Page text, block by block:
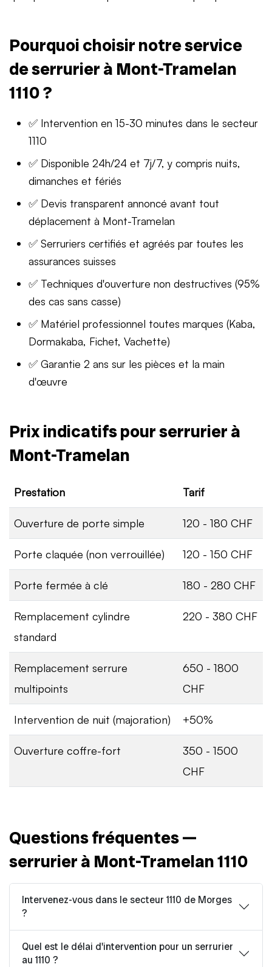
Pourquoi choisir notre service
de serrurier à Mont-Tramelan
1110 ?
✅ Intervention en 15-30 minutes dans le secteur
1110
✅ Disponible 24h/24 et 7j/7, y compris nuits,
dimanches et fériés
✅ Devis transparent annoncé avant tout
déplacement à Mont-Tramelan
✅ Serruriers certifiés et agréés par toutes les
assurances suisses
✅ Techniques d'ouverture non destructives (95%
des cas sans casse)
✅ Matériel professionnel toutes marques (Kaba,
Dormakaba, Fichet, Vachette)
✅ Garantie 2 ans sur les pièces et la main
d'œuvre
Prix indicatifs pour serrurier à
Mont-Tramelan
Prestation Tarif
Ouverture de porte simple 120 - 180 CHF
Porte claquée (non verrouillée) 120 - 150 CHF
Porte fermée à clé 180 - 280 CHF
Remplacement cylindre
standard
220 - 380 CHF
Remplacement serrure
multipoints
650 - 1800
CHF
Intervention de nuit (majoration) +50%
Ouverture coffre-fort
350 - 1500
CHF
Questions fréquentes —
serrurier à Mont-Tramelan 1110
Intervenez-vous dans le secteur 1110 de Morges
?
Quel est le délai d'intervention pour un serrurier
au 1110 ?